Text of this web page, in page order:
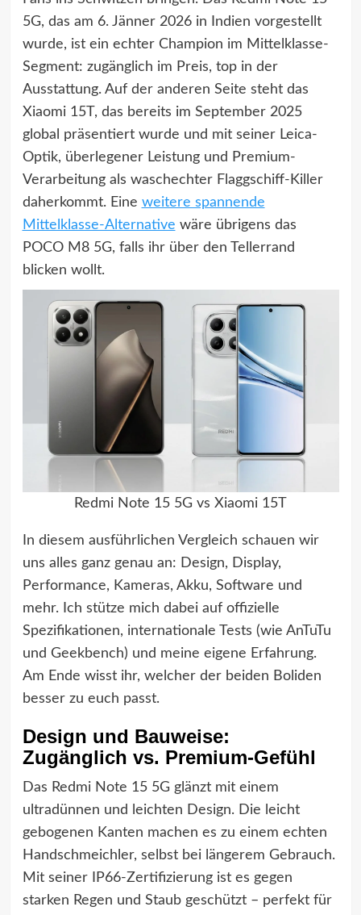
5G, das am 6. Jänner 2026 in Indien vorgestellt
wurde, ist ein echter Champion im Mittelklasse-
Segment: zugänglich im Preis, top in der
Ausstattung. Auf der anderen Seite steht das
Xiaomi 15T, das bereits im September 2025
global präsentiert wurde und mit seiner Leica-
Optik, überlegener Leistung und Premium-
Verarbeitung als waschechter Flaggschiff-Killer
daherkommt. Eine weitere spannende
Mittelklasse-Alternative wäre übrigens das
POCO M8 5G, falls ihr über den Tellerrand
blicken wollt.
Redmi Note 15 5G vs Xiaomi 15T
In diesem ausführlichen Vergleich schauen wir
uns alles ganz genau an: Design, Display,
Performance, Kameras, Akku, Software und
mehr. Ich stütze mich dabei auf offizielle
Spezifikationen, internationale Tests (wie AnTuTu
und Geekbench) und meine eigene Erfahrung.
Am Ende wisst ihr, welcher der beiden Boliden
besser zu euch passt.
Design und Bauweise:
Zugänglich vs. Premium-Gefühl
Das Redmi Note 15 5G glänzt mit einem
ultradünnen und leichten Design. Die leicht
gebogenen Kanten machen es zu einem echten
Handschmeichler, selbst bei längerem Gebrauch.
Mit seiner IP66-Zertifizierung ist es gegen
starken Regen und Staub geschützt – perfekt für